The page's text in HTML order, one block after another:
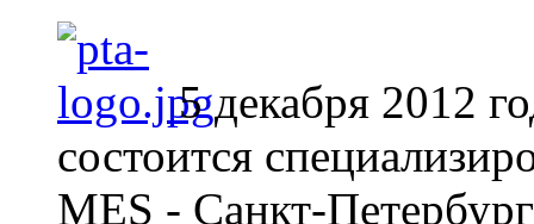
5 декабря 2012
состоится
MES - Санкт-